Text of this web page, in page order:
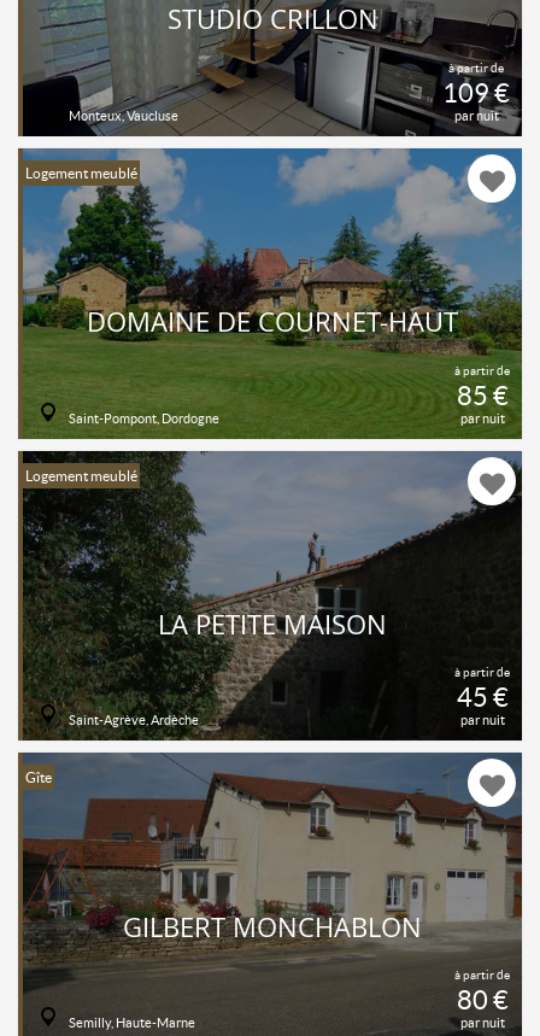
à partir de
109 €
par nuit
STUDIO CRILLON
Monteux, Vaucluse
Logement meublé
à partir de
85 €
par nuit
DOMAINE DE COURNET-HAUT
Saint-Pompont, Dordogne
Logement meublé
à partir de
45 €
par nuit
LA PETITE MAISON
Saint-Agrève, Ardèche
Gîte
à partir de
80 €
par nuit
GILBERT MONCHABLON
Semilly, Haute-Marne